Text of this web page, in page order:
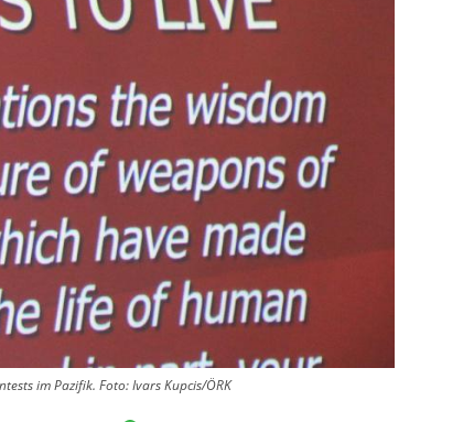
im Pazifik. Foto: Ivars Kupcis/ÖRK